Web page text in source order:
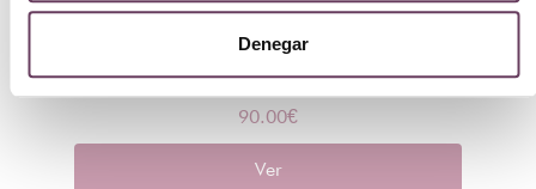
Denegar
Berdoues Assam of India 100ml
90.00€
Ver